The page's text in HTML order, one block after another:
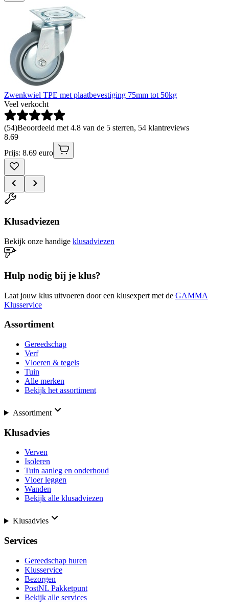
Zwenkwiel TPE met plaatbevestiging 75mm tot 50kg
Veel verkocht
(54)Beoordeeld met 4.8 van de 5 sterren, 54 klantreviews
8.69
Prijs: 8.69 euro
Klusadviezen
Bekijk onze handige klusadviezen
Hulp nodig bij je klus?
Laat jouw klus uitvoeren door een klusexpert met de GAMMA
Klusservice
Assortiment
Gereedschap
Verf
Vloeren & tegels
Tuin
Alle merken
Bekijk het assortiment
Assortiment
Klusadvies
Verven
Isoleren
Tuin aanleg en onderhoud
Vloer leggen
Wanden
Bekijk alle klusadviezen
Klusadvies
Services
Gereedschap huren
Klusservice
Bezorgen
PostNL Pakketpunt
Bekijk alle services